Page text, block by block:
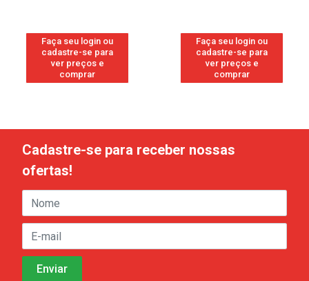
Faça seu login ou
cadastre-se para
ver preços e
comprar
Faça seu login ou
cadastre-se para
ver preços e
comprar
Cadastre-se para receber nossas
ofertas!